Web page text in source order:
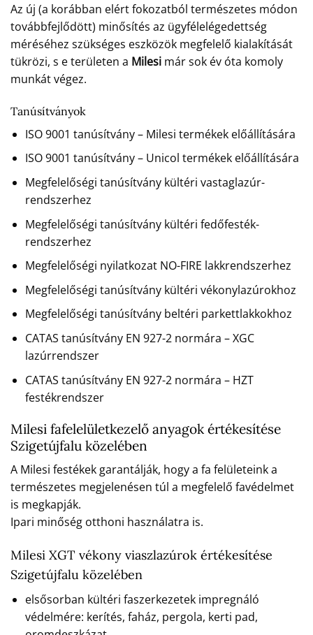
Az új (a korábban elért fokozatból természetes módon
továbbfejlődött) minősítés az ügyfélelégedettség
méréséhez szükséges eszközök megfelelő kialakítását
tükrözi, s e területen a Milesi már sok év óta komoly
munkát végez.
Tanúsítványok
ISO 9001 tanúsítvány – Milesi termékek előállítására
ISO 9001 tanúsítvány – Unicol termékek előállítására
Megfelelőségi tanúsítvány kültéri vastaglazúr-
rendszerhez
Megfelelőségi tanúsítvány kültéri fedőfesték-
rendszerhez
Megfelelőségi nyilatkozat NO-FIRE lakkrendszerhez
Megfelelőségi tanúsítvány kültéri vékonylazúrokhoz
Megfelelőségi tanúsítvány beltéri parkettlakkokhoz
CATAS tanúsítvány EN 927-2 normára – XGC
lazúrrendszer
CATAS tanúsítvány EN 927-2 normára – HZT
festékrendszer
Milesi fafelelületkezelő anyagok értékesítése
Szigetújfalu közelében
A Milesi festékek garantálják, hogy a fa felületeink a
természetes megjelenésen túl a megfelelő favédelmet
is megkapják.
Ipari minőség otthoni használatra is.
Milesi XGT vékony viaszlazúrok értékesítése
Szigetújfalu közelében
elsősorban kültéri faszerkezetek impregnáló
védelmére: kerítés, faház, pergola, kerti pad,